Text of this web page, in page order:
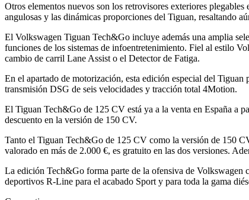
Otros elementos nuevos son los retrovisores exteriores
angulosas y las dinámicas proporciones del Tiguan, resaltando
El Volkswagen Tiguan Tech&Go incluye además una amplia
funciones de los sistemas de infoentretenimiento. Fiel al estilo
cambio de carril Lane Assist o el Detector de Fatiga.
En el apartado de motorización, esta edición especial del
transmisión DSG de seis velocidades y tracción total 4Motion.
El Tiguan Tech&Go de 125 CV está ya a la venta en España a
descuento en la versión de 150 CV.
Tanto el Tiguan Tech&Go de 125 CV como la versión de 150
valorado en más de 2.000 €, es gratuito en las dos versiones.
La edición Tech&Go forma parte de la ofensiva de Volkswagen
deportivos R-Line para el acabado Sport y para toda la gama